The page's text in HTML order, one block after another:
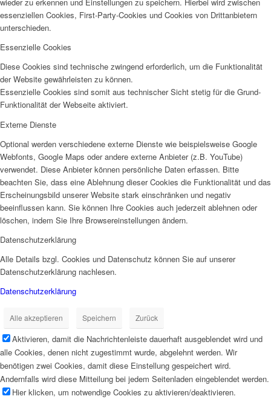
wieder zu erkennen und Einstellungen zu speichern. Hierbei wird zwischen
essenziellen Cookies, First-Party-Cookies und Cookies von Drittanbietern
unterschieden.
Essenzielle Cookies
Diese Cookies sind technische zwingend erforderlich, um die Funktionalität
der Website gewährleisten zu können.
Essenzielle Cookies sind somit aus technischer Sicht stetig für die Grund-
Funktionalität der Webseite aktiviert.
Externe Dienste
Optional werden verschiedene externe Dienste wie beispielsweise Google
Webfonts, Google Maps oder andere externe Anbieter (z.B. YouTube)
verwendet. Diese Anbieter können persönliche Daten erfassen. Bitte
beachten Sie, dass eine Ablehnung dieser Cookies die Funktionalität und das
Erscheinungsbild unserer Website stark einschränken und negativ
beeinflussen kann. Sie können Ihre Cookies auch jederzeit ablehnen oder
löschen, indem Sie Ihre Browsereinstellungen ändern.
Datenschutzerklärung
Alle Details bzgl. Cookies und Datenschutz können Sie auf unserer
Datenschutzerklärung nachlesen.
Datenschutzerklärung
Alle akzeptieren Speichern Zurück
Aktivieren, damit die Nachrichtenleiste dauerhaft ausgeblendet wird und
alle Cookies, denen nicht zugestimmt wurde, abgelehnt werden. Wir
benötigen zwei Cookies, damit diese Einstellung gespeichert wird.
Andernfalls wird diese Mitteilung bei jedem Seitenladen eingeblendet werden.
Hier klicken, um notwendige Cookies zu aktivieren/deaktivieren.